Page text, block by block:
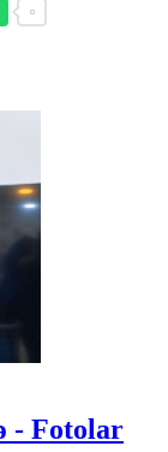
- Fotolar